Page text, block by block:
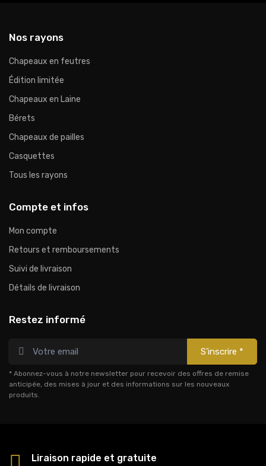
Nos rayons
Chapeaux en feutres
Édition limitée
Chapeaux en Laine
Bérets
Chapeaux de pailles
Casquettes
Tous les rayons
Compte et infos
Mon compte
Retours et remboursements
Suivi de livraison
Détails de livraison
Restez informé
S'inscrire *
* Abonnez-vous à notre newsletter pour recevoir des offres de remise
anticipée, des mises à jour et des informations sur les nouveaux
produits.
Liraison rapide et gratuite